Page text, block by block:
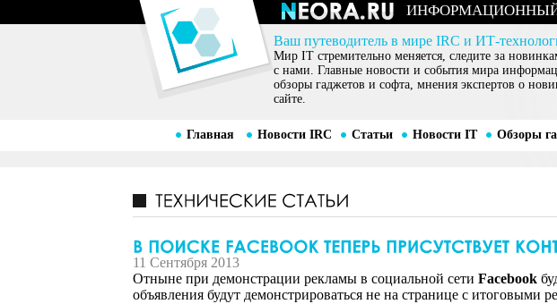
Ваш путеводитель в мире IRC и ИТ-
Мир IT стремительно меняется, следите за
с нами. Главные новости и события мира
обзоры гаджетов и софта, мнения экспертов о
сайте.
Главная Новости IRC Статьи Новости IT Обзоры
11 Сентября 2013
Отныне при демонстрации рекламы в социальной сети Facebook
объявления будут демонстрироваться не на странице с итоговыми